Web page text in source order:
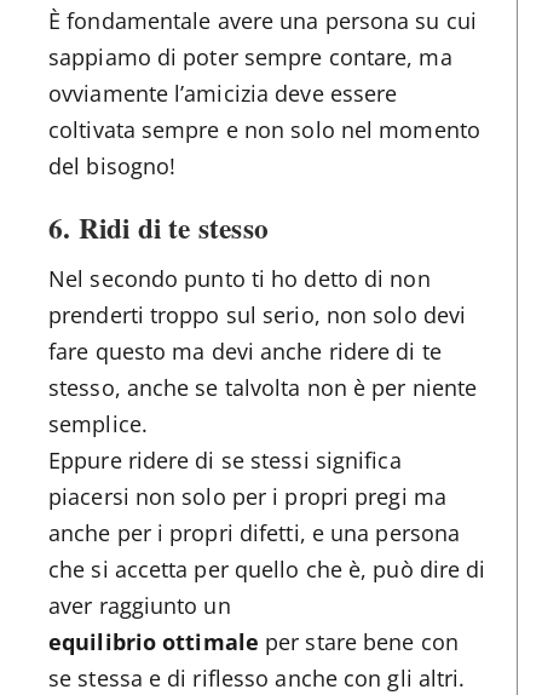
È fondamentale avere una persona su cui
sappiamo di poter sempre contare, ma
ovviamente l’amicizia deve essere
coltivata sempre e non solo nel momento
del bisogno!
6. Ridi di te stesso
Nel secondo punto ti ho detto di non
prenderti troppo sul serio, non solo devi
fare questo ma devi anche ridere di te
stesso, anche se talvolta non è per niente
semplice.
Eppure ridere di se stessi significa
piacersi non solo per i propri pregi ma
anche per i propri difetti, e una persona
che si accetta per quello che è, può dire di
aver raggiunto un
equilibrio ottimale per stare bene con
se stessa e di riflesso anche con gli altri.